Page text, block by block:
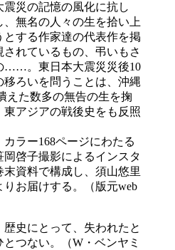
災の記憶の風化に抗し
無名の人々の生を拾い上
する作家達の代表作を掲
れているもの、弔いもさ
……。東日本大震災災後10
移ろいを問うことは、沖縄
えた数多の無告の生を掬
アジアの戦後史をも反照
ラー168ページにわたる
啓子撮影によるインスタ
資料で構成し、須山悠里
お届けする。（版元web
史にとって、失われたと
つない。（W・ベンヤミ